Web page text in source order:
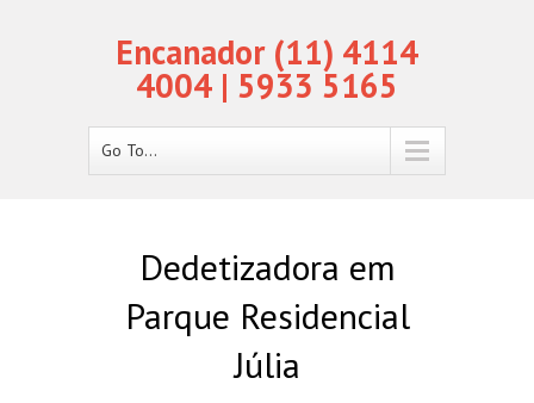
Encanador (11) 4114
4004 | 5933 5165
Go To...
Dedetizadora em
Parque Residencial
Júlia